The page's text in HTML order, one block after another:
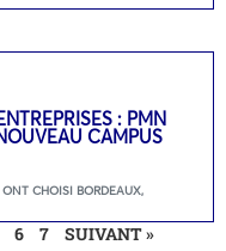
: PMN
CAMPUS
ONT CHOISI BORDEAUX,
6 7 SUIVANT »